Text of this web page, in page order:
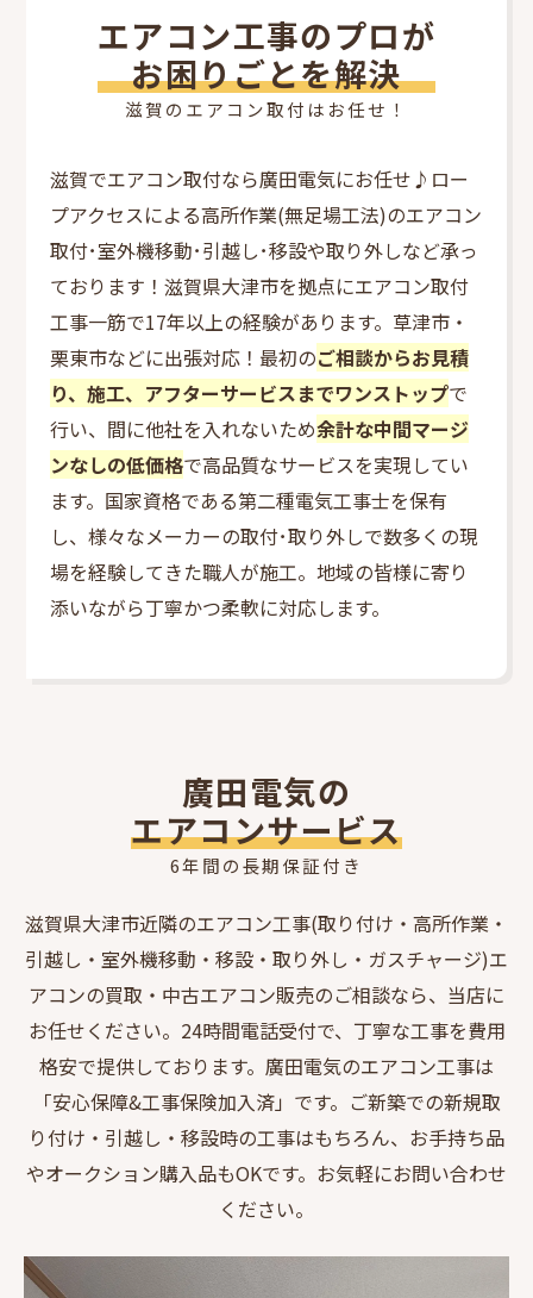
エアコン工事の施工費用
エアコン取付をお手頃価格で
エアコン取付業者の裏話…
エアコン取付の施工事例
中古エアコンも販売中
当店オススメの中古エアコン
エアコン取付工事まで
24時間のエアコン相談
施工担当者がヒアリング
ご納得の上でご契約
お電話でのお問い合わせやお見積り依頼はこち
ら
エアコン工事専門の廣田電気
廣田電気代表 ｢廣田 正徳」
エアコン取付の対応範囲
滋賀県内の地域で施工
廣田電気
滋賀のエアコン取付はお任せ！
エアコン工事のプロが
お困りごとを解決
滋賀でエアコン取付なら廣田電気にお任せ♪ロー
プアクセスによる高所作業(無足場工法)のエアコン
取付･室外機移動･引越し･移設や取り外しなど承っ
ております！滋賀県大津市を拠点にエアコン取付
工事一筋で17年以上の経験があります。草津市・
栗東市などに出張対応！最初のご相談からお見積
り、施工、 アフターサービスまでワンストップで
行い、間に他社を入れないため余計な中間マージ
ンなしの低価格で高品質なサービスを実現してい
ます。国家資格である第二種電気工事士を保有
し、様々なメーカーの取付･取り外しで数多くの現
場を経験してきた職人が施工。地域の皆様に寄り
添いながら丁寧かつ柔軟に対応します。
廣田電気の
エアコンサービス
6年間の長期保証付き
滋賀県大津市近隣のエアコン工事(取り付け・高所作業・
引越し・室外機移動・移設・取り外し・ガスチャージ)エ
アコンの買取・中古エアコン販売のご相談なら、当店に
お任せください。24時間電話受付で、丁寧な工事を費用
格安で提供しております。廣田電気のエアコン工事は
「安心保障&工事保険加入済」です。ご新築での新規取
り付け・引越し・移設時の工事はもちろん、お手持ち品
やオークション購入品もOKです。お気軽にお問い合わせ
ください。